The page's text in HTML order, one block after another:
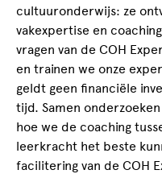
cultuuronderwijs: ze
vakexpertise en
vragen van de COH
en trainen we onze
geldt geen financiële
tijd. Samen
hoe we de coaching
leerkracht het beste
facilitering van de COH